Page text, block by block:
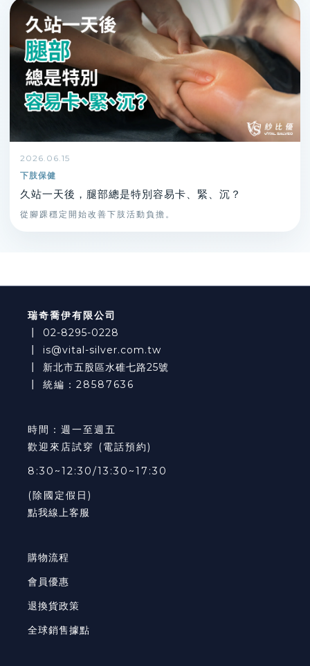
2026.06.15
下肢保健
久站一天後，腿部總是特別容易卡、緊、沉？
從腳踝穩定開始改善下肢活動負擔。
瑞奇喬伊有限公司
02-8295-0228
is@vital-silver.com.tw
新北市五股區水碓七路25號
┃ 統編：28587636
時間：週一至週五
歡迎來店試穿 (電話預約)
8:30~12:30/13:30~17:30
(除國定假日)
點我線上客服
購物流程
會員優惠
退換貨政策
全球銷售據點